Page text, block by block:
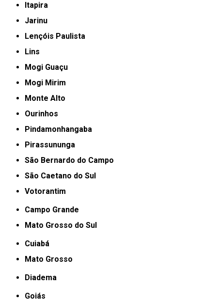
Itapira
Jarinu
Lençóis Paulista
Lins
Mogi Guaçu
Mogi Mirim
Monte Alto
Ourinhos
Pindamonhangaba
Pirassununga
São Bernardo do Campo
São Caetano do Sul
Votorantim
Campo Grande
Mato Grosso do Sul
Cuiabá
Mato Grosso
Diadema
Goiás